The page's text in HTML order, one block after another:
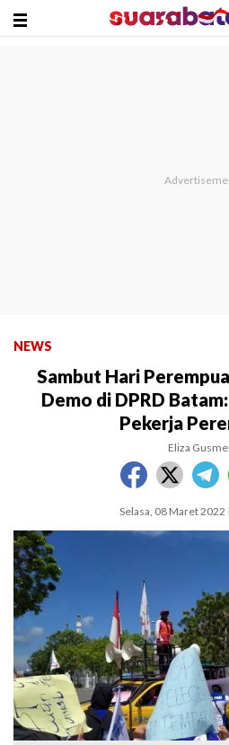
NEWS
Sambut Hari
Demo di DPRD
Pekerja
Eliza
Selasa, 08 Maret 2022